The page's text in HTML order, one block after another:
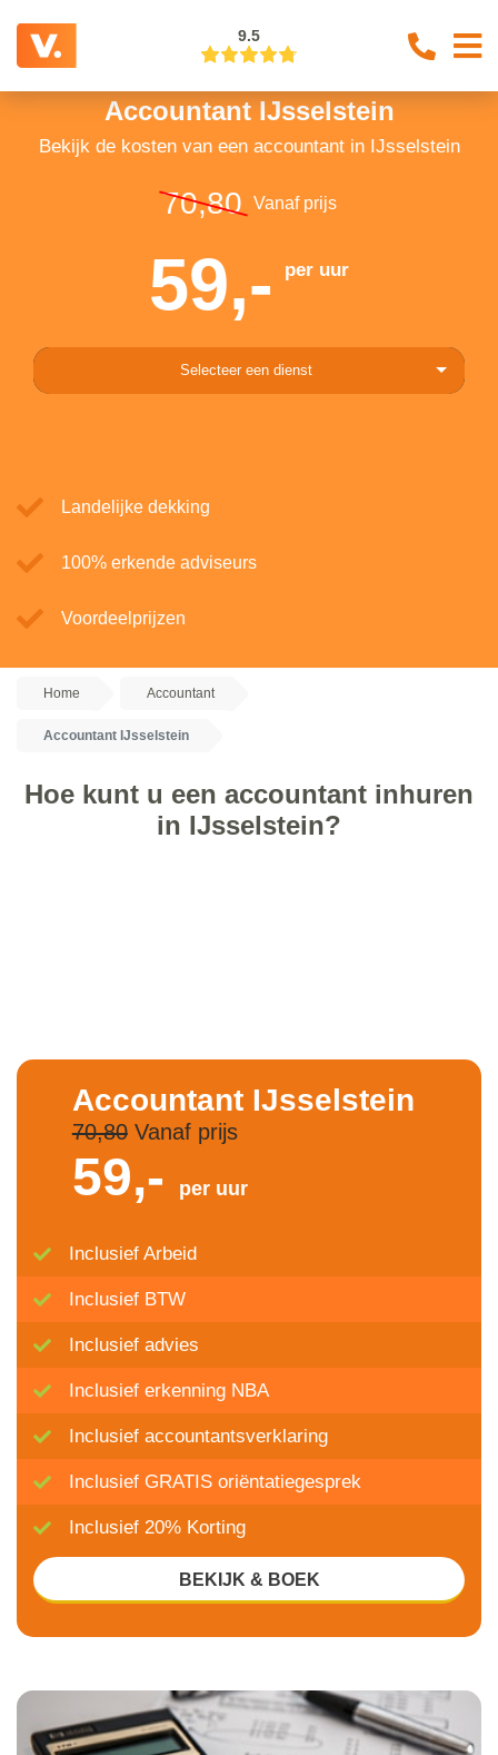
9.5
Accountant IJsselstein
Bekijk de kosten van een accountant in IJsselstein
70,80 Vanaf prijs
59,- per uur
Selecteer een dienst
Landelijke dekking
100% erkende adviseurs
Voordeelprijzen
Home Accountant
Accountant IJsselstein
Hoe kunt u een accountant inhuren
in IJsselstein?
Accountant IJsselstein
70,80Vanaf prijs
59,- per uur
Inclusief Arbeid
Inclusief BTW
Inclusief advies
Inclusief erkenning NBA
Inclusief accountantsverklaring
Inclusief GRATIS oriëntatiegesprek
Inclusief 20% Korting
BEKIJK & BOEK